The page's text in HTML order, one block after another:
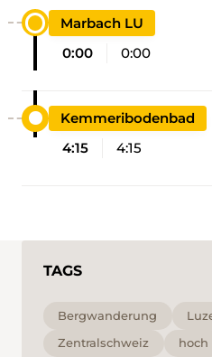
Marbach LU
0:00
0:00
Kemmeribodenbad
4:15
4:15
TAGS
Bergwanderung
Zentralschweiz
hoch